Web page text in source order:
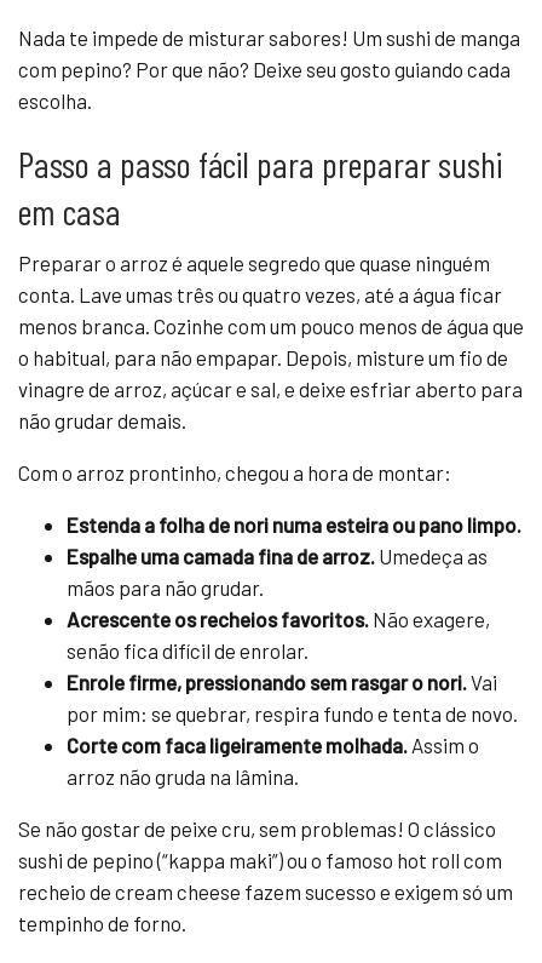
Nada te impede de misturar sabores! Um sushi de manga
com pepino? Por que não? Deixe seu gosto guiando cada
escolha.
Passo a passo fácil para preparar sushi
em casa
Preparar o arroz é aquele segredo que quase ninguém
conta. Lave umas três ou quatro vezes, até a água ficar
menos branca. Cozinhe com um pouco menos de água que
o habitual, para não empapar. Depois, misture um fio de
vinagre de arroz, açúcar e sal, e deixe esfriar aberto para
não grudar demais.
Com o arroz prontinho, chegou a hora de montar:
Estenda a folha de nori numa esteira ou pano limpo.
Espalhe uma camada fina de arroz. Umedeça as
mãos para não grudar.
Acrescente os recheios favoritos. Não exagere,
senão fica difícil de enrolar.
Enrole firme, pressionando sem rasgar o nori.Vai
por mim: se quebrar, respira fundo e tenta de novo.
Corte com faca ligeiramente molhada. Assim o
arroz não gruda na lâmina.
Se não gostar de peixe cru, sem problemas! O clássico
sushi de pepino (“kappa maki”) ou o famoso hot roll com
recheio de cream cheese fazem sucesso e exigem só um
tempinho de forno.